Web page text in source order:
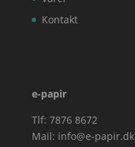
Kontakt
e-papir
Tlf: 7876 8672
Mail: info@e-papir.dk